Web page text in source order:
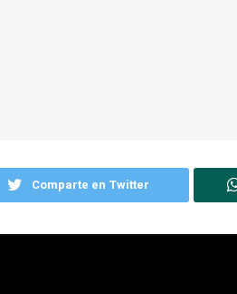
Comparte en Twitter